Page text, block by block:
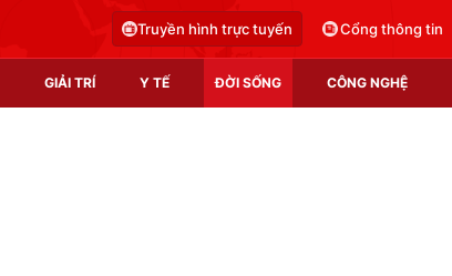
Truyền hình trực tuyến Cổng thông tin
GIẢI TRÍ Y TẾ ĐỜI SỐNG CÔNG NGHỆ